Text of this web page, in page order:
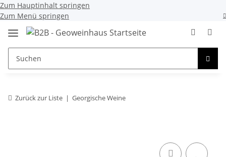
Zum Hauptinhalt springen
Zum Menü springen
Zurück zur Liste Georgische Weine